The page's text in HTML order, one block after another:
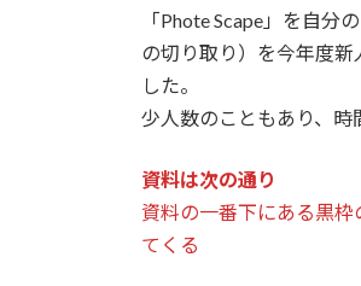
「Phote Scape」を自
の切り取り）を今年度
した。
少人数のこともあり、時
資料は次の通り
資料の一番下にある黒
てくる